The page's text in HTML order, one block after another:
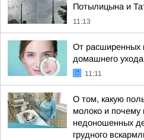
Потылицына и
11:13
От расширенных
домашнего ухода
11:11
О том, какую
молоко и
недоношенных
грудного